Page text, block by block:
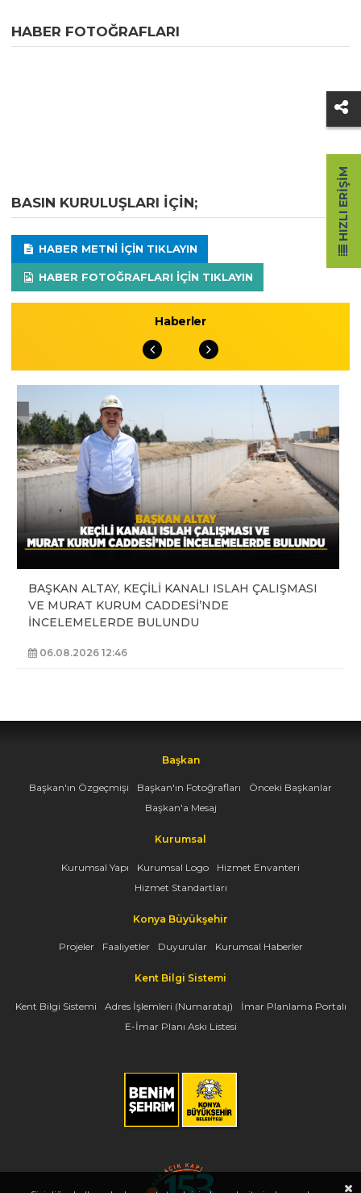
HABER FOTOĞRAFLARI
BASIN KURULUŞLARI IÇIN;
HABER METNI IÇIN TIKLAYIN
HABER FOTOĞRAFLARI IÇIN TIKLAYIN
Haberler
BAŞKAN ALTAY, KEÇİLİ KANALI ISLAH ÇALIŞMASI
VE MURAT KURUM CADDESİ’NDE
İNCELEMELERDE BULUNDU
06.08.2026 12:46
Başkan
Başkan'ın Özgeçmişi Başkan'ın Fotoğrafları
Önceki Başkanlar
Başkan'a Mesaj
Kurumsal
Kurumsal Yapı Kurumsal Logo
Hizmet Envanteri
Hizmet Standartları
Konya Büyükşehir
Projeler Faaliyetler Duyurular Kurumsal Haberler
Kent Bilgi Sistemi
Kent Bilgi Sistemi Adres İşlemleri (Numarataj)
İmar Planlama Portalı
E-İmar Planı Askı Listesi
HIZLI ERIŞIM